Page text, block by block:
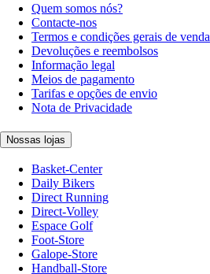
Quem somos nós?
Contacte-nos
Termos e condições gerais de venda
Devoluções e reembolsos
Informação legal
Meios de pagamento
Tarifas e opções de envio
Nota de Privacidade
Nossas lojas
Basket-Center
Daily Bikers
Direct Running
Direct-Volley
Espace Golf
Foot-Store
Galope-Store
Handball-Store